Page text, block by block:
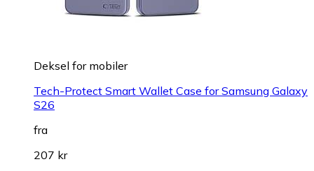
Deksel for mobiler
Tech-Protect Smart Wallet Case for Samsung Galaxy
S26
fra
207 kr